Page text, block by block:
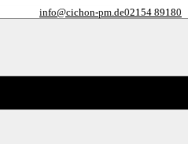
info@cichon-pm.de02154 89180